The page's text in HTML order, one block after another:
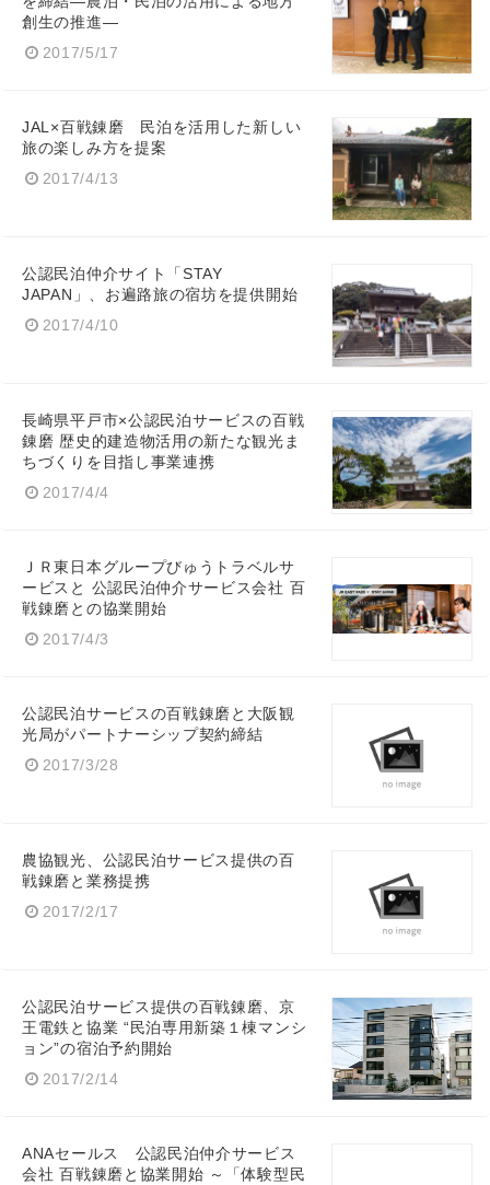
創生の推進―
2017/5/17
JAL×百戦錬磨 民泊を活用した新しい
旅の楽しみ方を提案
2017/4/13
公認民泊仲介サイト「STAY
JAPAN」、お遍路旅の宿坊を提供開始
2017/4/10
長崎県平戸市×公認民泊サービスの百戦
錬磨 歴史的建造物活用の新たな観光ま
ちづくりを目指し事業連携
2017/4/4
ＪＲ東日本グループびゅうトラベルサ
ービスと 公認民泊仲介サービス会社 百
戦錬磨との協業開始
2017/4/3
公認民泊サービスの百戦錬磨と大阪観
光局がパートナーシップ契約締結
2017/3/28
農協観光、公認民泊サービス提供の百
戦錬磨と業務提携
2017/2/17
公認民泊サービス提供の百戦錬磨、京
王電鉄と協業 “民泊専用新築１棟マンシ
ョン”の宿泊予約開始
2017/2/14
ANAセールス 公認民泊仲介サービス
会社 百戦錬磨と協業開始 ～「体験型民